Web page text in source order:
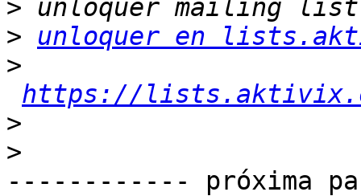
>
>
unloquer en
>
https://
>
>
------------ próxima